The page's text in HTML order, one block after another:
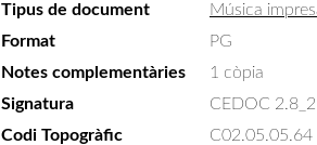
Tipus de document
Música
Format
PG
Notes complementàries
1 còpia
Signatura
CEDOC
Codi Topogràfic
C02.05.05.64